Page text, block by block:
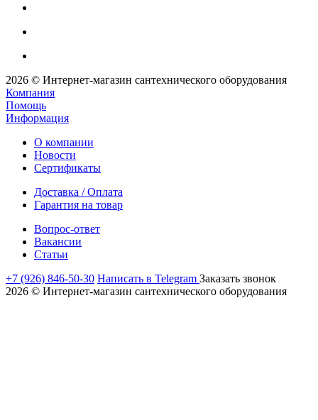
2026 © Интернет-магазин сантехнического оборудования
Компания
Помощь
Информация
О компании
Новости
Сертификаты
Доставка / Оплата
Гарантия на товар
Вопрос-ответ
Вакансии
Статьи
+7 (926) 846-50-30 Написать в Telegram Заказать звонок
2026 © Интернет-магазин сантехнического оборудования